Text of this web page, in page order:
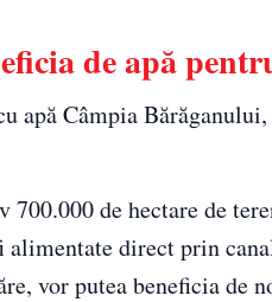
de apă
apă Câmpia
de hectare de
alimentate direct prin
vor putea beneficia de